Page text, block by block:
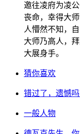
邀往凌府为凌
丧命，幸得大
人懵然不知，
大师乃高人，
大展身手。
猜你喜欢
错过了，遗憾吗
一般人物